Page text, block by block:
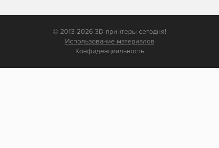
© 2013-2026 3D-принтеры сегодня!
Использование материалов
Конфиденциальность